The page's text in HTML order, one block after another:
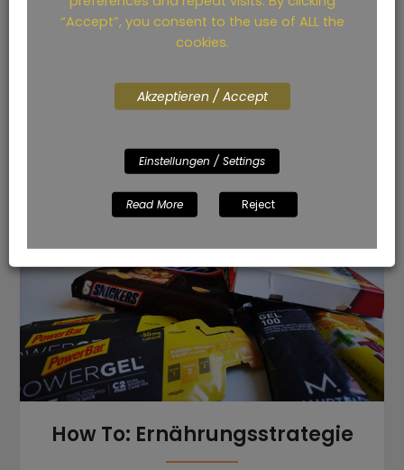
Read More
How To: Ernährungsstrategie
“Accept”, you consent to the use of ALL the
cookies.
Akzeptieren / Accept
Einstellungen / Settings
Read More Reject